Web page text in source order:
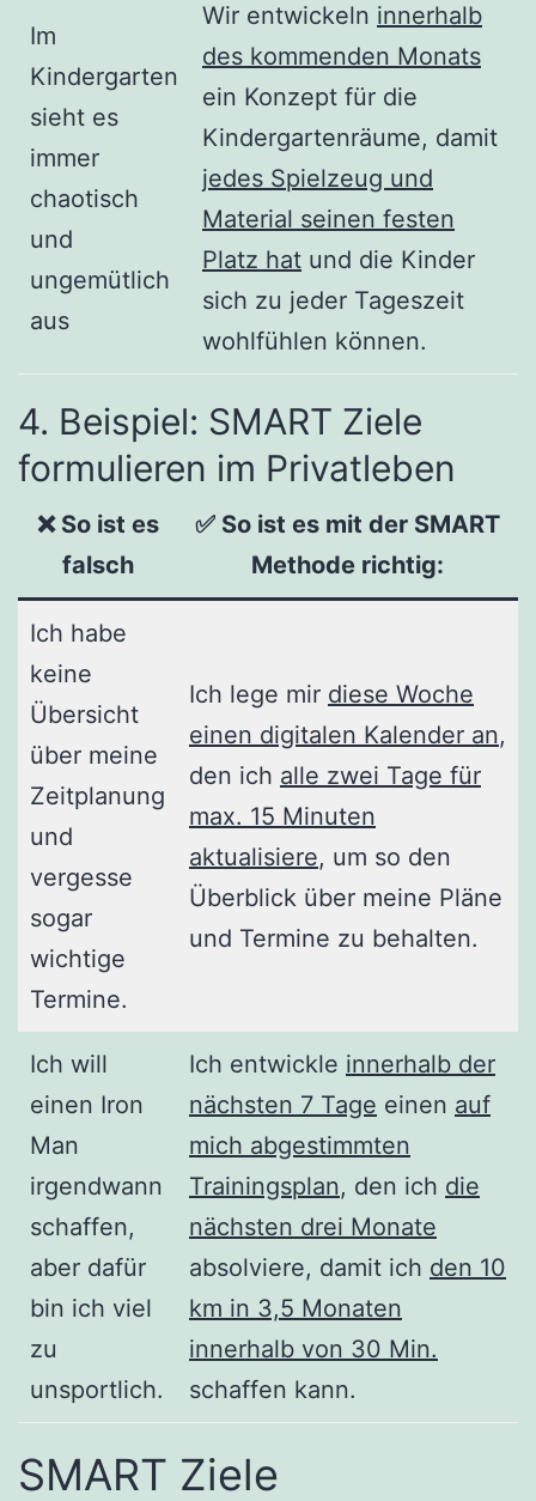
Im
Kindergarten
sieht es
immer
chaotisch
und
ungemütlich
aus
Wir entwickeln innerhalb
des kommenden Monats
ein Konzept für die
Kindergartenräume, damit
jedes Spielzeug und
Material seinen festen
Platz hat und die Kinder
sich zu jeder Tageszeit
wohlfühlen können.
4. Beispiel: SMART Ziele
formulieren im Privatleben
❌ So ist es
falsch
✅ So ist es mit der SMART
Methode richtig:
Ich habe
keine
Übersicht
über meine
Zeitplanung
und
vergesse
sogar
wichtige
Termine.
Ich lege mir diese Woche
einen digitalen Kalender an,
den ich alle zwei Tage für
max. 15 Minuten
aktualisiere, um so den
Überblick über meine Pläne
und Termine zu behalten.
Ich will
einen Iron
Man
irgendwann
schaffen,
aber dafür
bin ich viel
zu
unsportlich.
Ich entwickle innerhalb der
nächsten 7 Tage einen auf
mich abgestimmten
Trainingsplan, den ich die
nächsten drei Monate
absolviere, damit ich den 10
km in 3,5 Monaten
innerhalb von 30 Min.
schaffen kann.
SMART Ziele